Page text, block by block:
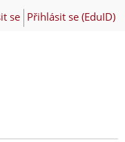
se Přihlásit se (EduID)